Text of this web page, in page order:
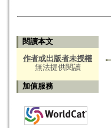
閱讀本文
作者或出版者未授權
無法提供閱讀
加值服務